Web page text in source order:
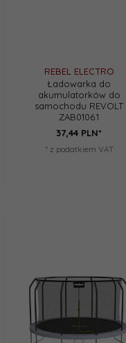
REBEL ELECTRO
Ładowarka do
akumulatorków do
samochodu REVOLT
ZAB0106.1
37,44 PLN*
* z podatkiem VAT